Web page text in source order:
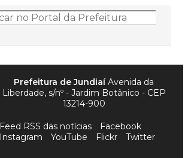
Prefeitura de JundiaíAvenida da
Liberdade, s/nº - Jardim Botânico - CEP
13214-900
Feed RSS das notícias
Facebook
Instagram
YouTube Flickr Twitter